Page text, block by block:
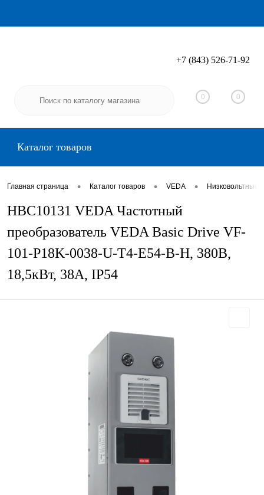
Вход Регистрация
+7 (843) 526-71-92
0 0
Каталог товаров
Главная страница • Каталог товаров • VEDA •
HBC10131 VEDA Частотный
преобразователь VEDA Basic Drive VF-
101-P18K-0038-U-T4-E54-B-H, 380В,
18,5кВт, 38А, IP54